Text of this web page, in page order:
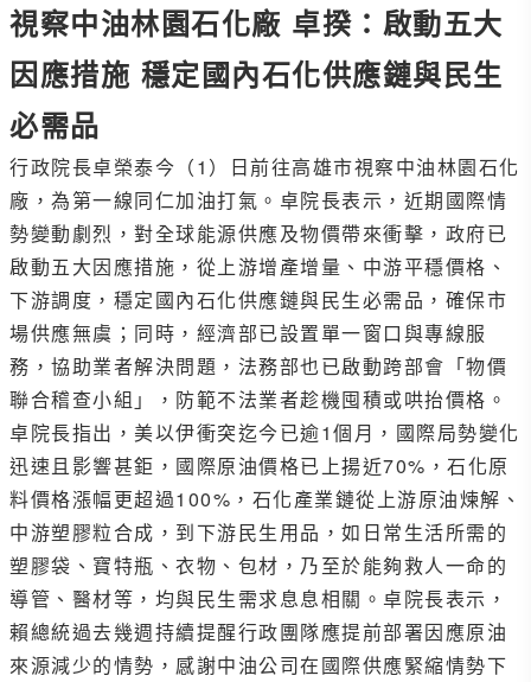
視察中油林園石化廠 卓揆：啟動五大
因應措施 穩定國內石化供應鏈與民生
必需品
行政院長卓榮泰今（1）日前往高雄市視察中油林園石化
廠，為第一線同仁加油打氣。卓院長表示，近期國際情
勢變動劇烈，對全球能源供應及物價帶來衝擊，政府已
啟動五大因應措施，從上游增產增量、中游平穩價格、
下游調度，穩定國內石化供應鏈與民生必需品，確保市
場供應無虞；同時，經濟部已設置單一窗口與專線服
務，協助業者解決問題，法務部也已啟動跨部會「物價
聯合稽查小組」，防範不法業者趁機囤積或哄抬價格。
卓院長指出，美以伊衝突迄今已逾1個月，國際局勢變化
迅速且影響甚鉅，國際原油價格已上揚近70%，石化原
料價格漲幅更超過100%，石化產業鏈從上游原油煉解、
中游塑膠粒合成，到下游民生用品，如日常生活所需的
塑膠袋、寶特瓶、衣物、包材，乃至於能夠救人一命的
導管、醫材等，均與民生需求息息相關。卓院長表示，
賴總統過去幾週持續提醒行政團隊應提前部署因應原油
來源減少的情勢，感謝中油公司在國際供應緊縮情勢下